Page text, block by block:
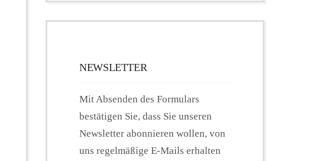
NEWSLETTER
Mit Absenden des Formulars
bestätigen Sie, dass Sie unseren
Newsletter abonnieren wollen, von
uns regelmäßige E-Mails erhalten